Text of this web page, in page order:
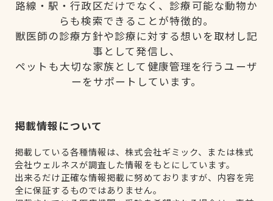
路線・駅・行政区だけでなく、診療可能な動物か
らも検索できることが特徴的。
獣医師の診療方針や診療に対する想いを取材し記
事として発信し、
ペットも大切な家族として健康管理を行うユーザ
ーをサポートしています。
掲載情報について
掲載している各種情報は、株式会社ギミック、または株式
会社ウェルネスが調査した情報をもとにしています。
出来るだけ正確な情報掲載に努めておりますが、内容を完
全に保証するものではありません。